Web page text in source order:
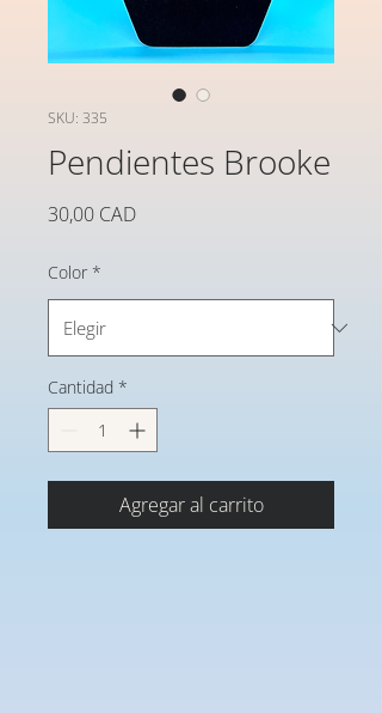
SKU: 335
Pendientes Brooke
30,00 CADPrecio
Color *
Cantidad *
Agregar al carrito